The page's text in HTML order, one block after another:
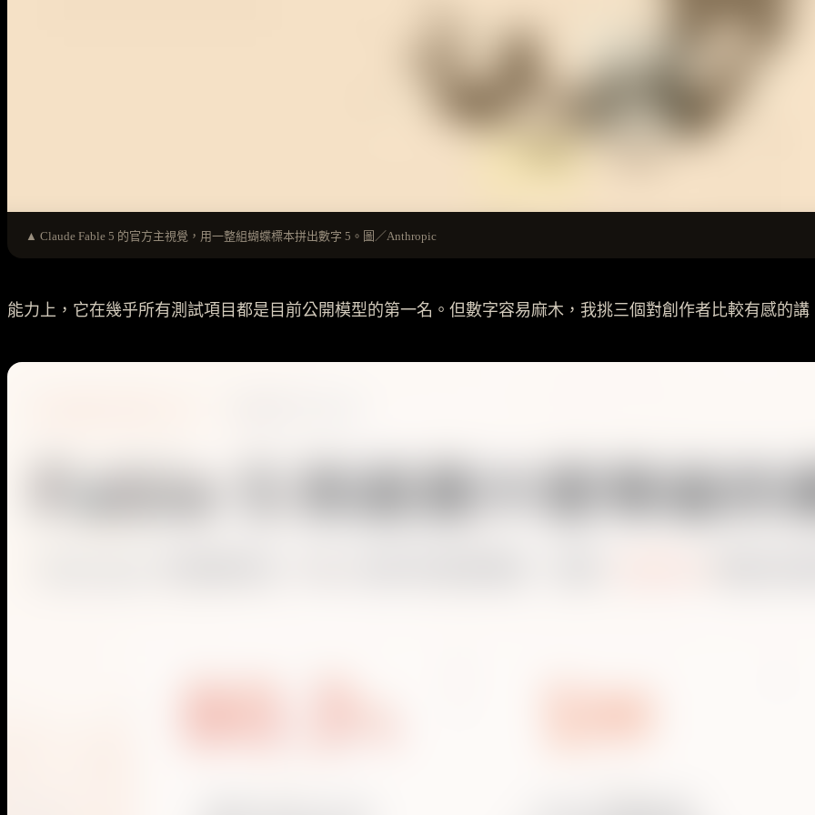
▲ Claude Fable 5 的官方主視覺，用一整組蝴蝶標本拼出數字 5。圖／Anthropic
能力上，它在幾乎所有測試項目都是目前公開模型的第一名。但數字容易麻木，我挑三個對創作者比較有感的講